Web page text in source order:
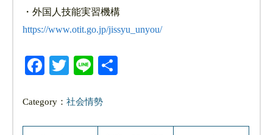
・外国人技能実習機構
https://www.otit.go.jp/jissyu_unyou/
Facebook
Twitter
Line
Category：社会情勢